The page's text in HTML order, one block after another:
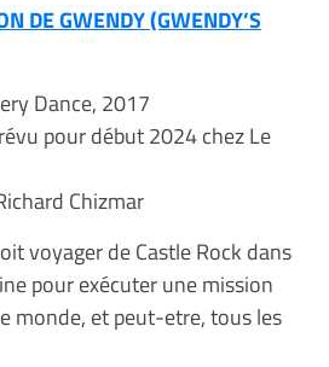
DE GWENDY (GWENDY’S
Dance, 2017
pour début 2024 chez Le
Chizmar
voyager de Castle Rock dans
pour exécuter une mission
monde, et peut-etre, tous les